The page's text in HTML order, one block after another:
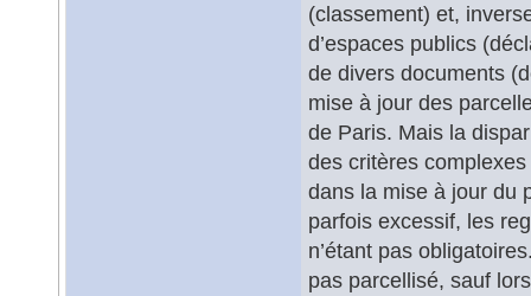
(classement) et,
d’espaces publics
de divers documents
mise à jour des
de Paris. Mais la
des critères
dans la mise à jour du
parfois excessif, les
n’étant pas
pas parcellisé, sauf